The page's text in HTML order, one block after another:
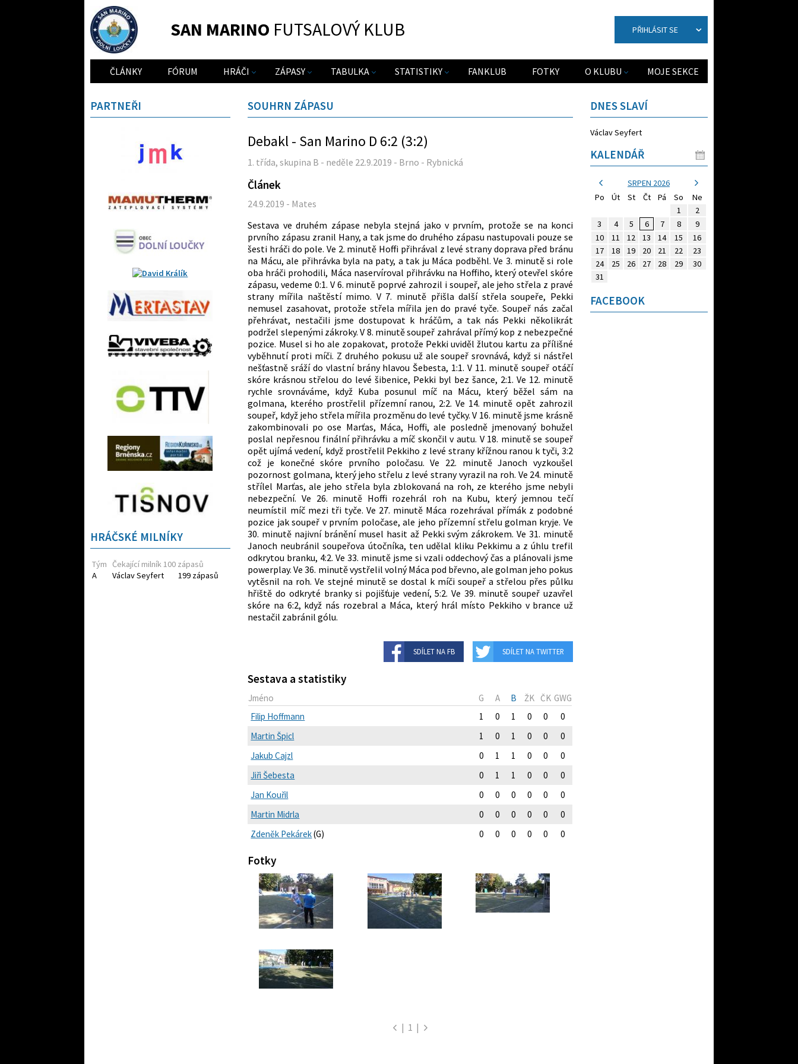
SAN MARINO FUTSALOVÝ KLUB PŘIHLÁSIT SE
ČLÁNKY FÓRUM HRÁČI ZÁPASY TABULKA STATISTIKY FANKLUB FOTKY O KLUBU MOJE SEKCE
SOUHRN ZÁPASU
Debakl - San Marino D 6:2 (3:2)
1. třída, skupina B - neděle 22.9.2019 - Brno - Rybnická
Článek
24.9.2019 - Mates
Sestava ve druhém zápase nebyla stejná jako v prvním, protože se na konci
prvního zápasu zranil Hany, a tak jsme do druhého zápasu nastupovali pouze se
šesti hráči do pole. Ve 2. minutě Hoffi přihrával z levé strany doprava před bránu
na Mácu, ale přihrávka byla na paty, a tak ju Máca podběhl. Ve 3. minutě si role
oba hráči prohodili, Máca naservíroval přihrávku na Hoffiho, který otevřel skóre
zápasu, vedeme 0:1. V 6. minutě poprvé zahrozil i soupeř, ale jeho střela z pravé
strany mířila naštěstí mimo. V 7. minutě přišla další střela soupeře, Pekki
nemusel zasahovat, protože střela mířila jen do pravé tyče. Soupeř nás začal
přehrávat, nestačili jsme dostupovat k hráčům, a tak nás Pekki několikrát
podržel slepenými zákroky. V 8. minutě soupeř zahrával přímý kop z nebezpečné
pozice. Musel si ho ale zopakovat, protože Pekki uviděl žlutou kartu za přílišné
vyběhnutí proti míči. Z druhého pokusu už ale soupeř srovnává, když si nástřel
nešťastně sráží do vlastní brány hlavou Šebesta, 1:1. V 11. minutě soupeř otáčí
skóre krásnou střelou do levé šibenice, Pekki byl bez šance, 2:1. Ve 12. minutě
rychle srovnáváme, když Kuba posunul míč na Mácu, který běžel sám na
golmana, kterého prostřelil přízemní ranou, 2:2. Ve 14. minutě opět zahrozil
soupeř, když jeho střela mířila prozměnu do levé tyčky. V 16. minutě jsme krásně
zakombinovali po ose Marťas, Máca, Hoffi, ale posledně jmenovaný bohužel
poslal nepřesnou finální přihrávku a míč skončil v autu. V 18. minutě se soupeř
opět ujímá vedení, když prostřelil Pekkiho z levé strany křížnou ranou k tyči, 3:2
což je konečné skóre prvního poločasu. Ve 22. minutě Janoch vyzkoušel
pozornost golmana, který jeho střelu z levé strany vyrazil na roh. Ve 24. minutě
střílel Marťas, ale jeho střela byla zblokovaná na roh, ze kterého jsme nebyli
nebezpeční. Ve 26. minutě Hoffi rozehrál roh na Kubu, který jemnou tečí
neumístil míč mezi tři tyče. Ve 27. minutě Máca rozehrával přímák z podobné
pozice jak soupeř v prvním poločase, ale jeho přízemní střelu golman kryje. Ve
30. minutě najivní bránění musel hasit až Pekki svým zákrokem. Ve 31. minutě
Janoch neubránil soupeřova útočníka, ten udělal kliku Pekkimu a z úhlu trefil
odkrytou branku, 4:2. Ve 33. minutě jsme si vzali oddechový čas a plánovali jsme
powerplay. Ve 36. minutě vystřelil volný Máca pod břevno, ale golman jeho pokus
vytěsnil na roh. Ve stejné minutě se dostal k míči soupeř a střelou přes půlku
hřiště do odkryté branky si pojišťuje vedení, 5:2. Ve 39. minutě soupeř uzavřel
skóre na 6:2, když nás rozebral a Máca, který hrál místo Pekkiho v brance už
nestačil zabránil gólu.
SDÍLET NA FB SDÍLET NA TWITTER
Sestava a statistiky
Jméno G A B ŽK ČK GWG
Filip Hoffmann
1 0 1 0 0
0
Martin Špicl
1 0 1 0 0
0
Jakub Cajzl
0 1 1 0 0
0
Jiři Šebesta
0 1 1 0 0
0
Jan Kouřil
0 0 0 0 0
0
Martin Midrla
0 0 0 0 0
0
Zdeněk Pekárek(G) 0 0 0 0 0 0
Fotky
| 1 |
PARTNEŘI
HRÁČSKÉ MILNÍKY
Tým Čekající milník 100 zápasů
A
Václav Seyfert 199 zápasů
DNES SLAVÍ
Václav Seyfert
KALENDÁŘ
SRPEN 2026
Po
Út St Čt Pá So
Ne
1
2
3
4 5 6 7 8
9
10
11 12 13 14 15
16
17
18 19 20 21 22
23
24
25 26 27 28 29
30
31
FACEBOOK